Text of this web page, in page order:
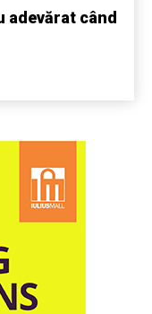
adevărat când